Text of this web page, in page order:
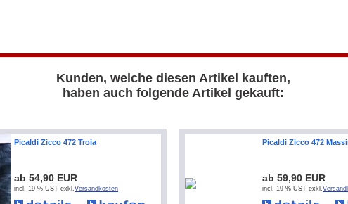
Kunden, welche diesen Artikel kauften,
haben auch folgende Artikel gekauft:
Picaldi Zicco 472 Troia
ab 54,90 EUR
incl. 19 % UST exkl.Versandkosten
Picaldi Zicco 472
ab 59,90 EUR
incl. 19 % UST exkl.